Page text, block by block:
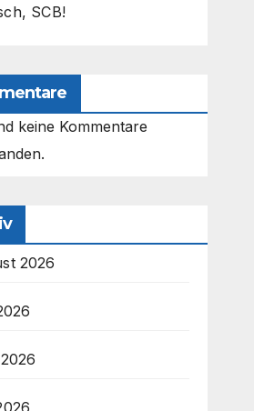
SCB!
keine Kommentare
2026